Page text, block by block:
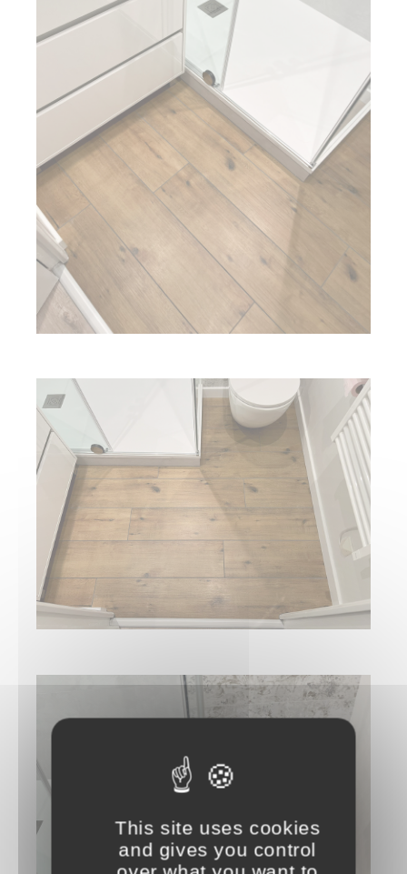
This site uses cookies
and gives you control